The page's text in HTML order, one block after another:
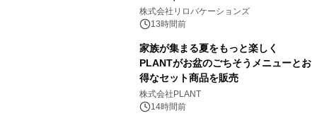
株式会社リロバケーションズ
13時間前
家族が集まる夏をもっと楽しく
PLANTがお盆のごちそうメニューとお
得なセット商品を販売
株式会社PLANT
14時間前